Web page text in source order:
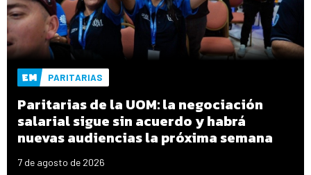
PARITARIAS
Paritarias de la UOM: la negociación
salarial sigue sin acuerdo y habrá
nuevas audiencias la próxima semana
7 de agosto de 2026